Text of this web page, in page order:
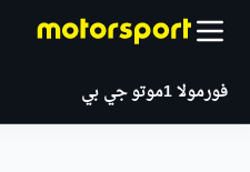
فورمولا 1 موتو جي بي